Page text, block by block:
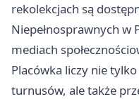
rekolekcjach są
Niepełnosprawnych w
mediach
Placówka liczy nie
turnusów, ale także